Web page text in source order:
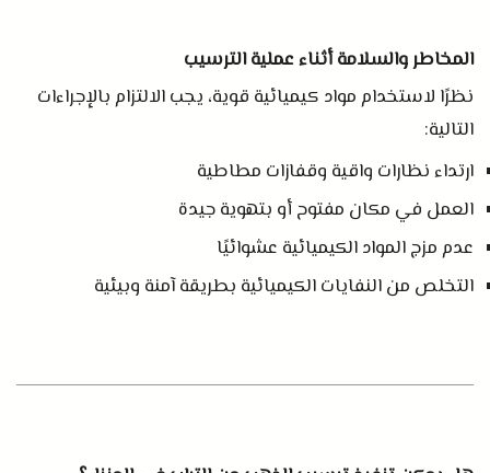
المخاطر والسلامة أثناء عملية الترسيب
نظرًا لاستخدام مواد كيميائية قوية، يجب الالتزام بالإجراءات
التالية:
ارتداء نظارات واقية وقفازات مطاطية
العمل في مكان مفتوح أو بتهوية جيدة
عدم مزج المواد الكيميائية عشوائيًا
التخلص من النفايات الكيميائية بطريقة آمنة وبيئية